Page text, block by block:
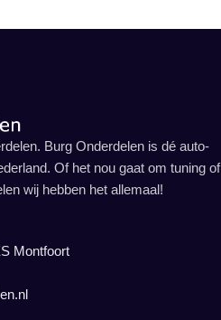
Burg Onderdelen is dé auto-
Of het nou gaat om tuning of
wij hebben het allemaal!
Montfoort